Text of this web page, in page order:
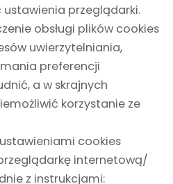
ustawienia przeglądarki.
obsługi plików cookies
uwierzytelniania,
preferencji
a w skrajnych
korzystanie ze
cookies
internetową/
z instrukcjami: